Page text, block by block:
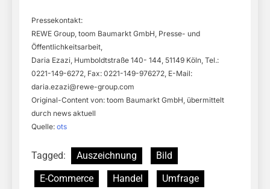
Pressekontakt:
REWE Group, toom Baumarkt GmbH, Presse- und
Öffentlichkeitsarbeit,
Daria Ezazi, Humboldtstraße 140- 144, 51149 Köln, Tel.:
0221-149-6272, Fax: 0221-149-976272, E-Mail:
daria.ezazi@rewe-group.com
Original-Content von: toom Baumarkt GmbH, übermittelt
durch news aktuell
Quelle: ots
Tagged: Auszeichnung
Bild
E-Commerce
Handel
Umfrage